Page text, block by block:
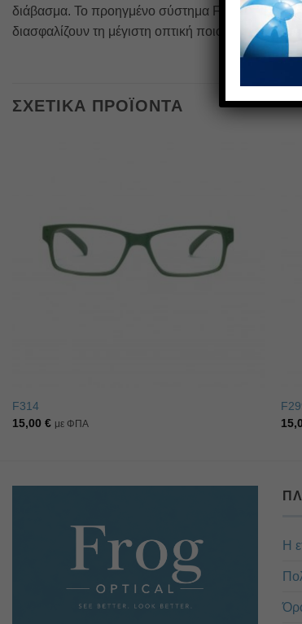
διάβασμα. Το προηγμένο σύστημα Flex, ενισχύει
διασφαλίζουν τη μέγιστη οπτική ποιότητα,
ΣΧΕΤΙΚΆ ΠΡΟΪΌΝΤΑ
F314
15,00 € με ΦΠΑ
Η